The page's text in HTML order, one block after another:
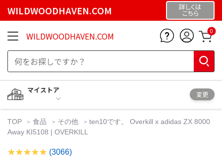
WILDWOODHAVEN.COM 詳しくは
こちら
WILDWOODHAVEN.COM 0
マイストア
変更
TOP 食品 その他
ten10です。 Overkill x adidas ZX 8000
Away KI5108 | OVERKILL
(3066)